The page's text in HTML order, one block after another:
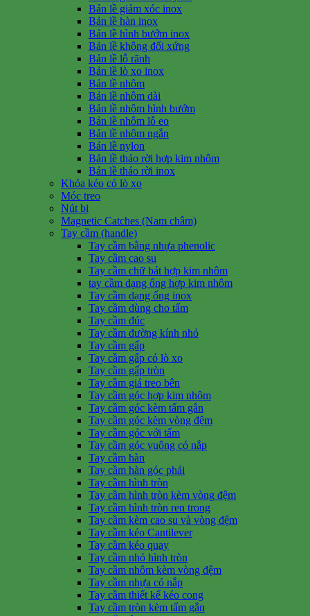
Bản lề giảm xóc inox
Bản lề hàn inox
Bản lề hình bướm inox
Bản lề không đối xứng
Bản lề lỗ rãnh
Bản lề lò xo inox
Bản lề nhôm
Bản lề nhôm dài
Bản lề nhôm hình bướm
Bản lề nhôm lỗ eo
Bản lề nhôm ngắn
Bản lề nylon
Bản lề tháo rời hợp kim nhôm
Bản lề tháo rời inox
Khóa kéo có lò xo
Móc treo
Nút bi
Magnetic Catches (Nam châm)
Tay cầm (handle)
Tay cầm bằng nhựa phenolic
Tay cầm cao su
Tay cầm chữ bát hợp kim nhôm
tay cầm dạng ống hợp kim nhôm
Tay cầm dạng ống inox
Tay cầm dùng cho tấm
Tay cầm đúc
Tay cầm đường kính nhỏ
Tay cầm gấp
Tay cầm gấp có lò xo
Tay cầm gấp tròn
Tay cầm giá treo bên
Tay cầm góc hợp kim nhôm
Tay cầm góc kèm tấm gắn
Tay cầm góc kèm vòng đệm
Tay cầm góc với tấm
Tay cầm góc vuông có nắp
Tay cầm hàn
Tay cầm hàn góc phải
Tay cầm hình tròn
Tay cầm hình tròn kèm vòng đệm
Tay cầm hình tròn ren trong
Tay cầm kèm cao su và vòng đệm
Tay cầm kéo Cantilever
Tay cầm kéo quay
Tay cầm nhỏ hình tròn
Tay cầm nhôm kèm vòng đệm
Tay cầm nhựa có nắp
Tay cầm thiết kế kéo cong
Tay cầm tròn kèm tấm gắn